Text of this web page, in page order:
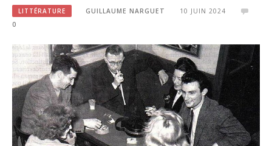
LITTÉRATURE GUILLAUME NARGUET
10 JUIN 2024
0